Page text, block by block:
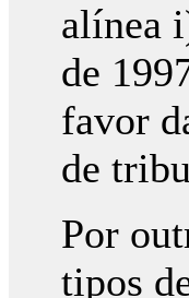
alínea
de
favor
de
Por
tipos